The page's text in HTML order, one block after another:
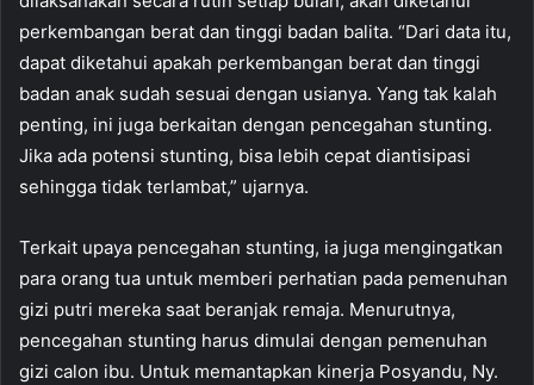
perkembangan berat dan tinggi badan balita. “Dari data itu,
dapat diketahui apakah perkembangan berat dan tinggi
badan anak sudah sesuai dengan usianya. Yang tak kalah
penting, ini juga berkaitan dengan pencegahan stunting.
Jika ada potensi stunting, bisa lebih cepat diantisipasi
sehingga tidak terlambat,” ujarnya.
Terkait upaya pencegahan stunting, ia juga mengingatkan
para orang tua untuk memberi perhatian pada pemenuhan
gizi putri mereka saat beranjak remaja. Menurutnya,
pencegahan stunting harus dimulai dengan pemenuhan
gizi calon ibu. Untuk memantapkan kinerja Posyandu, Ny.